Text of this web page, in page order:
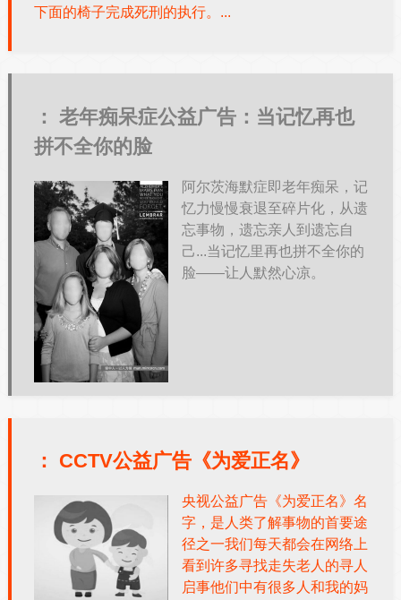
下面的椅子完成死刑的执行。...
： 老年痴呆症公益广告：当记忆再也
拼不全你的脸
阿尔茨海默症即老年痴呆，记
忆力慢慢衰退至碎片化，从遗
忘事物，遗忘亲人到遗忘自
己...当记忆里再也拼不全你的
脸——让人默然心凉。
： CCTV公益广告《为爱正名》
央视公益广告《为爱正名》名
字，是人类了解事物的首要途
径之一我们每天都会在网络上
看到许多寻找走失老人的寻人
启事他们中有很多人和我的妈